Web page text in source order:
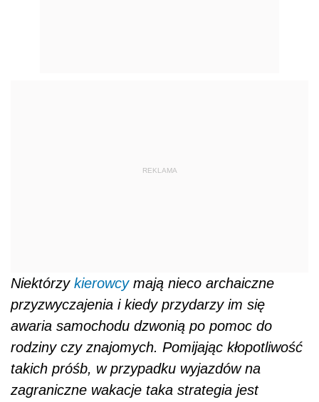
REKLAMA
Niektórzy kierowcymają nieco archaiczne
przyzwyczajenia i kiedy przydarzy im się
awaria samochodu dzwonią po pomoc do
rodziny czy znajomych. Pomijając kłopotliwość
takich próśb, w przypadku wyjazdów na
zagraniczne wakacje taka strategia jest